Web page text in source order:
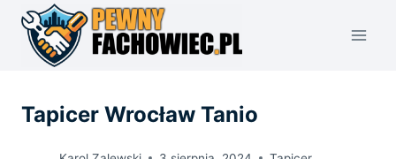
Przejdź
treści
Tapicer Wrocław Tanio